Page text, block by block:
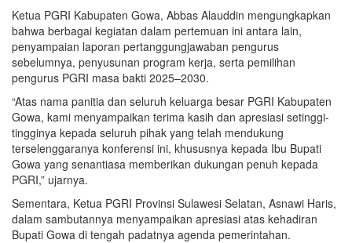
Ketua PGRI Kabupaten Gowa, Abbas Alauddin mengungkapkan
bahwa berbagai kegiatan dalam pertemuan ini antara lain,
penyampaian laporan pertanggungjawaban pengurus
sebelumnya, penyusunan program kerja, serta pemilihan
pengurus PGRI masa bakti 2025–2030.
“Atas nama panitia dan seluruh keluarga besar PGRI Kabupaten
Gowa, kami menyampaikan terima kasih dan apresiasi setinggi-
tingginya kepada seluruh pihak yang telah mendukung
terselenggaranya konferensi ini, khususnya kepada Ibu Bupati
Gowa yang senantiasa memberikan dukungan penuh kepada
PGRI,” ujarnya.
Sementara, Ketua PGRI Provinsi Sulawesi Selatan, Asnawi Haris,
dalam sambutannya menyampaikan apresiasi atas kehadiran
Bupati Gowa di tengah padatnya agenda pemerintahan.